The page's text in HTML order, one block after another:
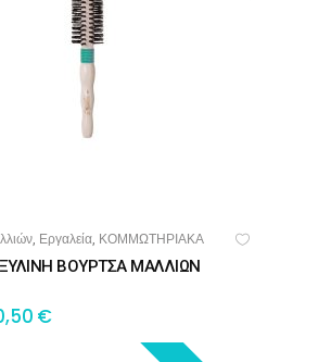
ΣΤΟ ΚΑΛΆΘΙ
, Εργαλεία, ΚΟΜΜΩΤΗΡΙΑΚΑ
ΞΥΛΙΝΗ ΒΟΥΡΤΣΑ ΜΑΛΛΙΩΝ
€